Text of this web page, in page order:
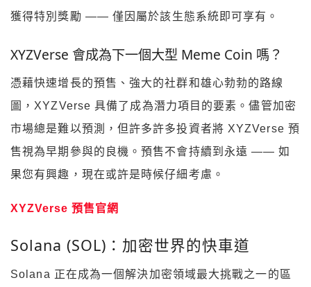
獲得特別獎勵 —— 僅因屬於該生態系統即可享有。
XYZVerse 會成為下一個大型 Meme Coin 嗎？
憑藉快速增長的預售、強大的社群和雄心勃勃的路線
圖，XYZVerse 具備了成為潛力項目的要素。儘管加密
市場總是難以預測，但許多許多投資者將 XYZVerse 預
售視為早期參與的良機。預售不會持續到永遠 —— 如
果您有興趣，現在或許是時候仔細考慮。
XYZVerse 預售官網
Solana (SOL)：加密世界的快車道
Solana 正在成為一個解決加密領域最大挑戰之一的區